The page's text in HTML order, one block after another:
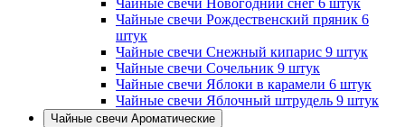
Чайные свечи Новогодний снег 6 штук
Чайные свечи Рождественский пряник 6
штук
Чайные свечи Снежный кипарис 9 штук
Чайные свечи Сочельник 9 штук
Чайные свечи Яблоки в карамели 6 штук
Чайные свечи Яблочный штрудель 9 штук
Чайные свечи Ароматические